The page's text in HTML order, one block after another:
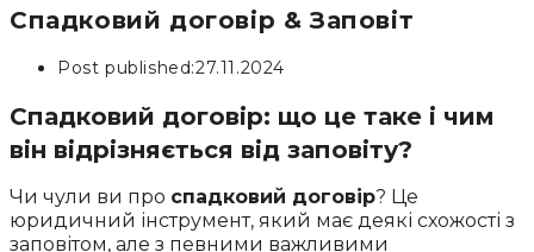
Спадковий договір & Заповіт
Post published:27.11.2024
Спадковий договір: що це таке і чим
він відрізняється від заповіту?
Чи чули ви про спадковий договір? Це
юридичний інструмент, який має деякі схожості з
заповітом, але з певними важливими